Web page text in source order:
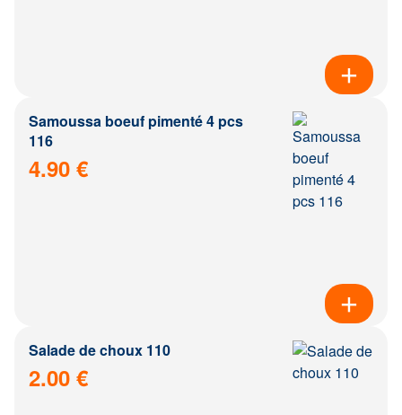
Samoussa boeuf pimenté 4 pcs
116
4.90 €
Salade de choux 110
2.00 €